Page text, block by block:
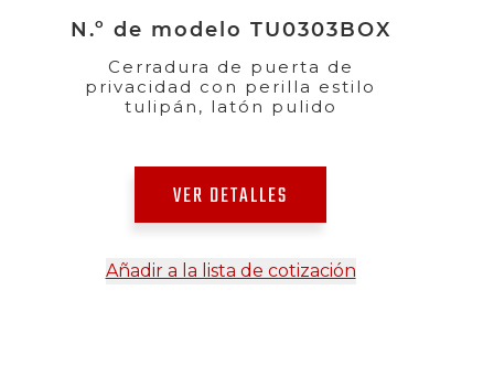
N.º de modelo TU0303BOX
Cerradura de puerta de
privacidad con perilla estilo
tulipán, latón pulido
VER DETALLES
Añadir a la lista de cotización